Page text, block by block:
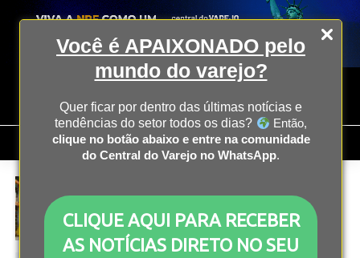
Você é APAIXONADO pelo
mundo do varejo?
Quer ficar por dentro das últimas notícias e
tendências do setor todos os dias?
Então,
clique no botão abaixo e entre na comunidade
do Central do Varejo no WhatsApp.
CLIQUE AQUI PARA RECEBER
AS NOTÍCIAS DIRETO NO SEU
Atacado e Varejo: entenda as diferenças e a
importância no mercado